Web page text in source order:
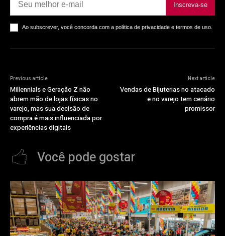
Inscreva-se
Ao subscrever, você concorda com a política de privacidade e termos de uso.
Previous article
Millennials e Geração Z não
abrem mão de lojas físicas no
varejo, mas sua decisão de
compra é mais influenciada por
experiências digitais
Next article
Vendas de Bijuterias no atacado
e no varejo tem cenário
promissor
Você pode gostar